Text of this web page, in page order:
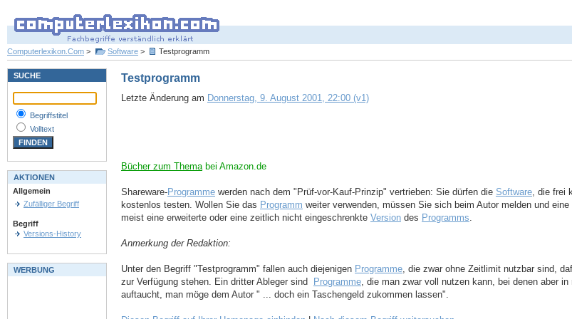
Computerlexikon.Com > Software > Testprogramm
Testprogramm
Letzte Änderung am Donnerstag, 9. August 2001, 22:00 (v1)
Bücher zum Themabei Amazon.de
Shareware-Programme werden nach dem "Prüf-vor-Kauf-Prinzip" vertrieben: Sie dürfen die Software, die frei
kostenlos testen. Wollen Sie das Programm weiter verwenden, müssen Sie sich beim Autor melden und
meist eine erweiterte oder eine zeitlich nicht eingeschrenkte Version des Programms.
Anmerkung der Redaktion:
Unter den Begriff "Testprogramm" fallen auch diejenigen Programme, die zwar ohne Zeitlimit nutzbar sind,
zur Verfügung stehen. Ein dritter Ableger sind
Programme, die man zwar voll nutzen kann, bei denen aber
auftaucht, man möge dem Autor " ... doch ein Taschengeld zukommen lassen".
SUCHE
Begriffstitel
Volltext
AKTIONEN
Allgemein
Zufälliger Begriff
Begriff
Versions-History
WERBUNG